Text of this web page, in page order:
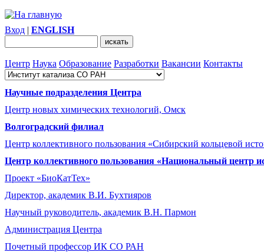
Вход | ENGLISH
Центр Наука Образование Разработки Вакансии Контакты
Научные подразделения Центра
Центр новых химических технологий, Омск
Волгоградский филиал
Центр коллективного пользования «Сибирский кольцевой
Центр коллективного пользования «Национальный центр
Проект «БиоКатТех»
Директор, академик В.И. Бухтияров
Научный руководитель, академик В.Н. Пармон
Администрация Центра
Почетный профессор ИК СО РАН